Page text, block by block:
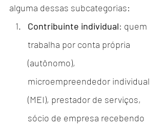
alguma dessas subcategorias:
Contribuinte individual: quem
trabalha por conta própria
(autônomo),
microempreendedor individual
(MEI), prestador de serviços,
sócio de empresa recebendo